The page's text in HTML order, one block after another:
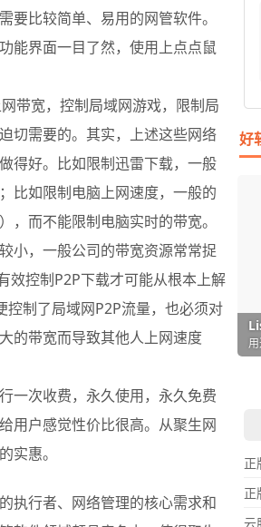
比较简单、易用的网管软件。
能界面一目了然，使用上点点鼠
带宽，控制局域网游戏，限制局
切需要的。其实，上述这些网络
得好。比如限制迅雷下载，一般
比如限制电脑上网速度，一般的
而不能限制电脑实时的带宽。
小，一般公司的带宽资源常常捉
效控制P2P下载才可能从根本上解
制了局域网P2P流量，也必须对
的带宽而导致其他人上网速度
一次收费，永久使用，永久免费
用户感觉性价比很高。从聚生网
实惠。
执行者、网络管理的核心需求和
好
正
正
云